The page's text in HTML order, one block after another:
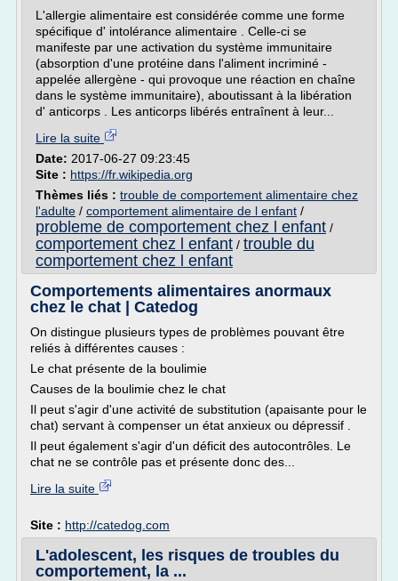
L'allergie alimentaire est considérée comme une forme
spécifique d' intolérance alimentaire . Celle-ci se
manifeste par une activation du système immunitaire
(absorption d'une protéine dans l'aliment incriminé -
appelée allergène - qui provoque une réaction en chaîne
dans le système immunitaire), aboutissant à la libération
d' anticorps . Les anticorps libérés entraînent à leur...
Lire la suite
Date: 2017-06-27 09:23:45
Site : https://fr.wikipedia.org
Thèmes liés : trouble de comportement alimentaire chez
l'adulte / comportement alimentaire de l enfant /
probleme de comportement chez l enfant /
comportement chez l enfant / trouble du
comportement chez l enfant
Comportements alimentaires anormaux
chez le chat | Catedog
On distingue plusieurs types de problèmes pouvant être
reliés à différentes causes :
Le chat présente de la boulimie
Causes de la boulimie chez le chat
Il peut s'agir d'une activité de substitution (apaisante pour le
chat) servant à compenser un état anxieux ou dépressif .
Il peut également s'agir d'un déficit des autocontrôles. Le
chat ne se contrôle pas et présente donc des...
Lire la suite
Site : http://catedog.com
L'adolescent, les risques de troubles du
comportement, la ...